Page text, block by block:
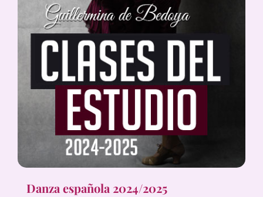
Danza española 2024/2025